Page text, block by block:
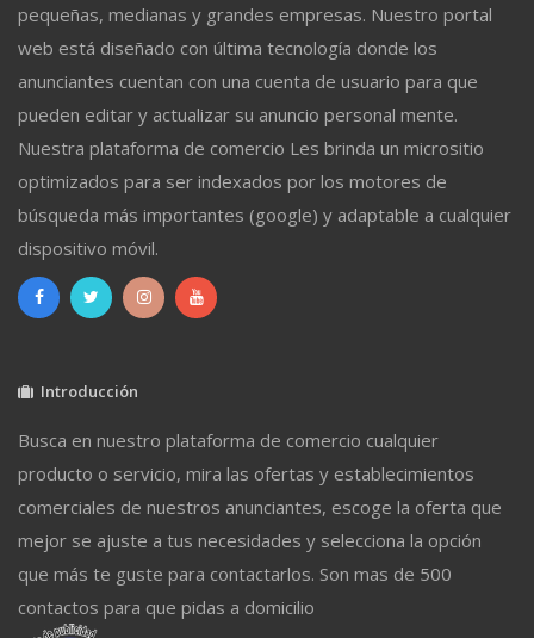
pequeñas, medianas y grandes empresas. Nuestro portal
web está diseñado con última tecnología donde los
anunciantes cuentan con una cuenta de usuario para que
pueden editar y actualizar su anuncio personal mente.
Nuestra plataforma de comercio Les brinda un micrositio
optimizados para ser indexados por los motores de
búsqueda más importantes (google) y adaptable a cualquier
dispositivo móvil.
Introducción
Busca en nuestro plataforma de comercio cualquier
producto o servicio, mira las ofertas y establecimientos
comerciales de nuestros anunciantes, escoge la oferta que
mejor se ajuste a tus necesidades y selecciona la opción
que más te guste para contactarlos. Son mas de 500
contactos para que pidas a domicilio